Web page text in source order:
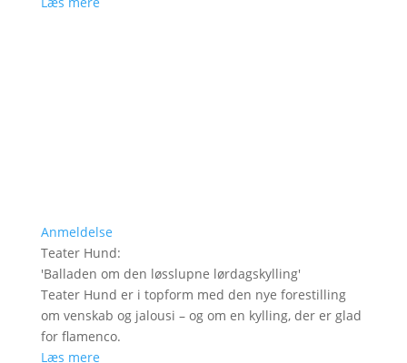
Anmeldelse
Teater Hund:
'Balladen om den løsslupne lørdagskylling'
Teater Hund er i topform med den nye forestilling
om venskab og jalousi – og om en kylling, der er glad
for flamenco.
Læs mere